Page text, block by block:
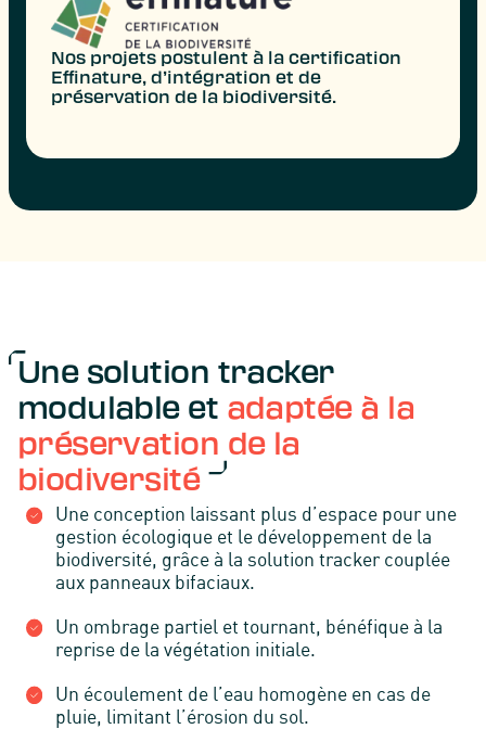
Nos projets postulent à la certification
Effinature, d’intégration et de
préservation de la biodiversité.
Une solution tracker
modulable et adaptée à la
préservation de la
biodiversité
Une conception laissant plus d’espace pour une
gestion écologique et le développement de la
biodiversité, grâce à la solution tracker couplée
aux panneaux bifaciaux.
Un ombrage partiel et tournant, bénéfique à la
reprise de la végétation initiale.
Un écoulement de l’eau homogène en cas de
pluie, limitant l’érosion du sol.